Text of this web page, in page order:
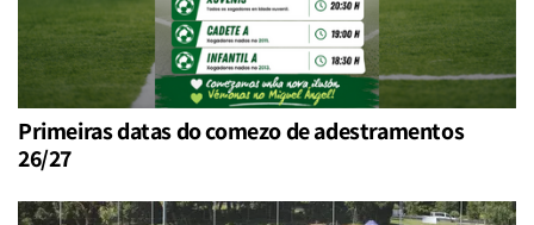
Primeiras datas do comezo de adestramentos
26/27